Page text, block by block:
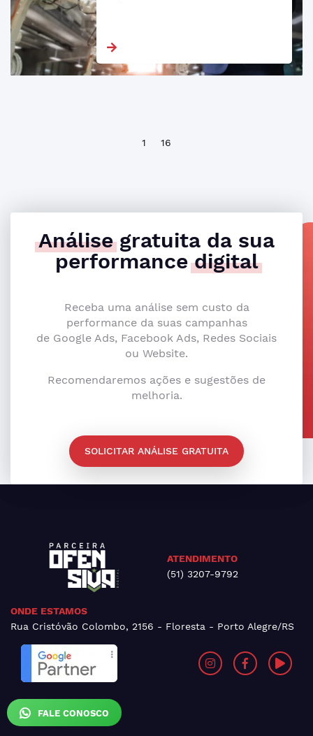
FALE CONOSCO
1 16
Análisegratuita da sua
performancedigital
Receba uma análise sem custo da
performance da suas campanhas
de Google Ads, Facebook Ads, Redes Sociais
ou Website.
Recomendaremos ações e sugestões de
melhoria.
SOLICITAR ANÁLISE GRATUITA
ATENDIMENTO
(51) 3207-9792
ONDE ESTAMOS
Rua Cristóvão Colombo, 2156 - Floresta - Porto Alegre/RS